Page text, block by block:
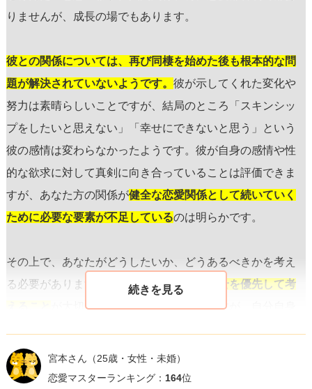
りませんが、成長の場でもあります。
彼との関係については、再び同棲を始めた後も根本的な問
題が解決されていないようです。 彼が示してくれた変化や
努力は素晴らしいことですが、結局のところ「スキンシッ
プをしたいと思えない」「幸せにできないと思う」という
彼の感情は変わらなかったようです。彼が自身の感情や性
的な欲求に対して真剣に向き合っていることは評価できま
すが、あなた方の関係が健全な恋愛関係として続いていく
ために必要な要素が不足しているのは明らかです。
その上で、あなたがどうしたいか、どうあるべきかを考え
る必要があります。まず、あなた自身の幸せを優先して考
が大切です。恋愛は二人の問題ですが、自分自身
彼とやり直すことを考える場合、二人が直面している問題
宮本さん （25歳・女性・未婚）
恋愛マスターランキング： 164位